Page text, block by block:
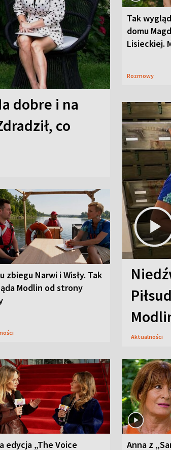
dobre i na
co
Tak
domu
Lisieckiej.
Rozmowy
zbiegu Narwi i Wisły. Tak
Modlin od strony
Aktualności
edycja „The Voice Anna z